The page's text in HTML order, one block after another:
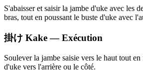
S'abaisser et saisir la jambe d'uke avec les
bras, tout en poussant le buste d'uke avec
掛け Kake — Exécution
Soulever la jambe saisie vers le haut tout
d'uke vers l'arrière ou le côté.